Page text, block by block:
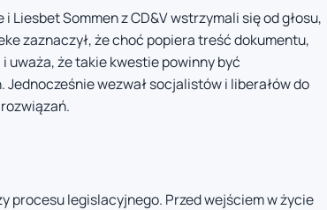
Liesbet Sommen z CD&V wstrzymali się od głosu,
zaznaczył, że choć popiera treść dokumentu,
uważa, że takie kwestie powinny być
wezwał socjalistów i liberałów do
procesu legislacyjnego. Przed wejściem w życie